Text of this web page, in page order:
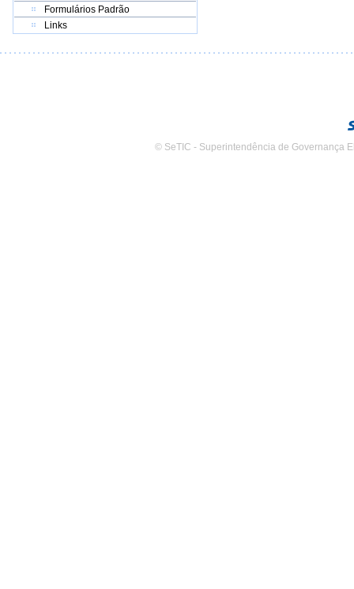
Formulários Padrão
Links
© SeTIC - Superintendência de Governança